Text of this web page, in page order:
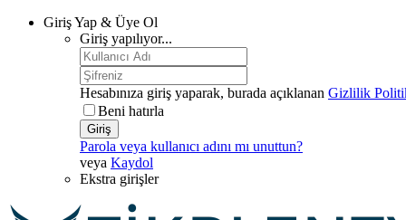
Giriş Yap & Üye Ol
Giriş yapılıyor...
Hesabınıza giriş yaparak, burada açıklanan Gizlilik
Beni hatırla
Giriş
Parola veya kullanıcı adını mı unuttun?
veya Kaydol
Ekstra girişler